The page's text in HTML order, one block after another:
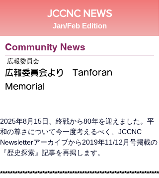
JCCNC NEWS
Jan/Feb Edition
Community News
広報委員会
広報委員会より Tanforan
Memorial
2025年8月15日、終戦から80年を迎えました。平
和の尊さについて今一度考えるべく、JCCNC
Newsletterアーカイブから2019年11/12月号掲載の
『歴史探索』記事を再掲します。
****************************************************************